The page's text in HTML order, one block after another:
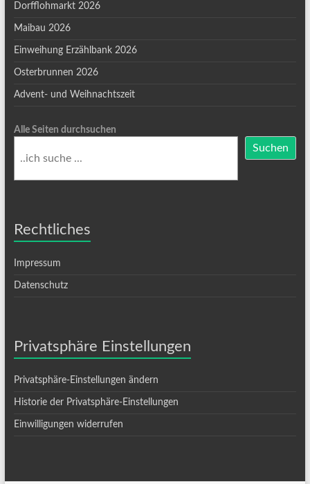
Dorfflohmarkt 2026
Maibau 2026
Einweihung Erzählbank 2026
Osterbrunnen 2026
Advent- und Weihnachtszeit
Alle Seiten durchsuchen
Suchen
Rechtliches
Impressum
Datenschutz
Privatsphäre Einstellungen
Privatsphäre-Einstellungen ändern
Historie der Privatsphäre-Einstellungen
Einwilligungen widerrufen